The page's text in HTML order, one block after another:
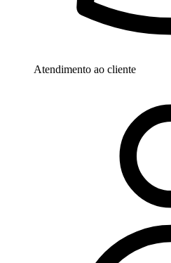
Atendimento ao cliente